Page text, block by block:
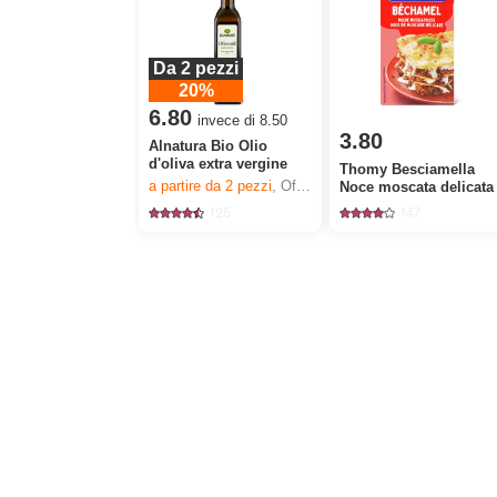
Da 2 pezzi
20%
6.80 invece di 8.50
Alnatura Bio Olio
d'oliva extra vergine
a partire da 2pezzi,Offerta valida solo dal 6.8 al 12.8.2026, fino a esaurimento dello stock.
3.80
Thomy Besciamella
Noce moscata delicata